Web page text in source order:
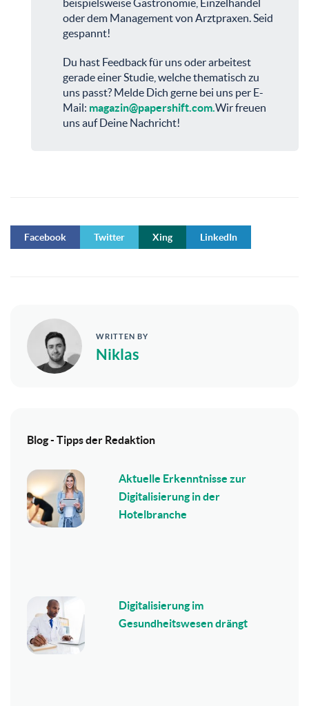
beispielsweise Gastronomie, Einzelhandel
oder dem Management von Arztpraxen. Seid
gespannt!
Du hast Feedback für uns oder arbeitest
gerade einer Studie, welche thematisch zu
uns passt? Melde Dich gerne bei uns per E-
Mail: magazin@papershift.com.Wir freuen
uns auf Deine Nachricht!
Facebook Twitter Xing LinkedIn
WRITTEN BY
Niklas
Blog - Tipps der Redaktion
Aktuelle Erkenntnisse zur
Digitalisierung in der
Hotelbranche
Digitalisierung im
Gesundheitswesen drängt